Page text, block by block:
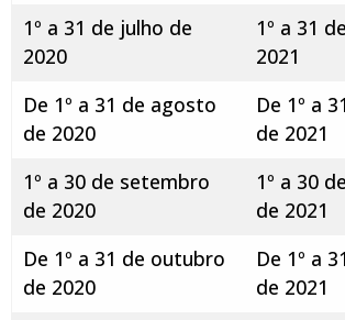
1º a 31 de julho de
2020
1º a 31
2021
De 1º a 31 de agosto
de 2020
De 1º a
de 2021
1º a 30 de setembro
de 2020
1º a 30
de 2021
De 1º a 31 de outubro
de 2020
De 1º a
de 2021